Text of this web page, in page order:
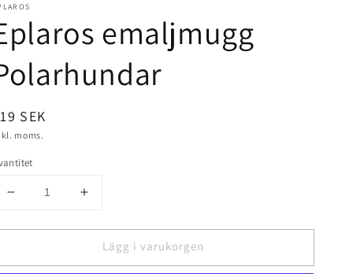
emaljmugg
SEK
moms.
Minska
för
emaljmugg
Öka
för
Eplaros
emaljmugg
Lägg i varukorgen